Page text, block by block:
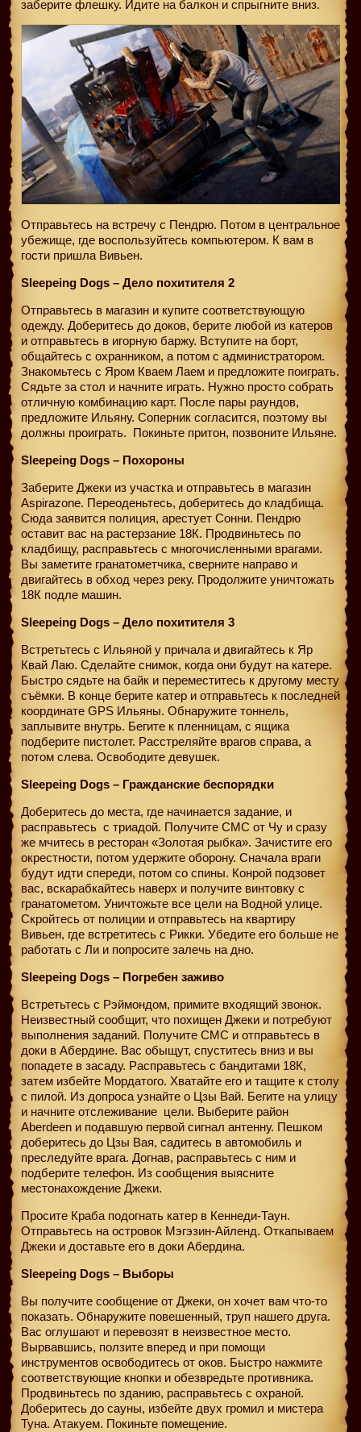
заберите флешку. Идите на балкон и спрыгните вниз.
Отправьтесь на встречу с Пендрю. Потом в центральное
убежище, где воспользуйтесь компьютером. К вам в
гости пришла Вивьен.
Sleepeing Dogs – Дело похитителя 2
Отправьтесь в магазин и купите соответствующую
одежду. Доберитесь до доков, берите любой из катеров
и отправьтесь в игорную баржу. Вступите на борт,
общайтесь с охранником, а потом с администратором.
Знакомьтесь с Яром Кваем Лаем и предложите поиграть.
Сядьте за стол и начните играть. Нужно просто собрать
отличную комбинацию карт. После пары раундов,
предложите Ильяну. Соперник согласится, поэтому вы
должны проиграть. Покиньте притон, позвоните Ильяне.
Sleepeing Dogs – Похороны
Заберите Джеки из участка и отправьтесь в магазин
Aspirazone. Переоденьтесь, доберитесь до кладбища.
Сюда заявится полиция, арестует Сонни. Пендрю
оставит вас на растерзание 18К. Продвиньтесь по
кладбищу, расправьтесь с многочисленными врагами.
Вы заметите гранатометчика, сверните направо и
двигайтесь в обход через реку. Продолжите уничтожать
18К подле машин.
Sleepeing Dogs – Дело похитителя 3
Встретьтесь с Ильяной у причала и двигайтесь к Яр
Квай Лаю. Сделайте снимок, когда они будут на катере.
Быстро сядьте на байк и переместитесь к другому месту
съёмки. В конце берите катер и отправьтесь к последней
координате GPS Ильяны. Обнаружите тоннель,
заплывите внутрь. Бегите к пленницам, с ящика
подберите пистолет. Расстреляйте врагов справа, а
потом слева. Освободите девушек.
Sleepeing Dogs – Гражданские беспорядки
Доберитесь до места, где начинается задание, и
расправьтесь с триадой. Получите СМС от Чу и сразу
же мчитесь в ресторан «Золотая рыбка». Зачистите его
окрестности, потом удержите оборону. Сначала враги
будут идти спереди, потом со спины. Конрой подзовет
вас, вскарабкайтесь наверх и получите винтовку с
гранатометом. Уничтожьте все цели на Водной улице.
Скройтесь от полиции и отправьтесь на квартиру
Вивьен, где встретитесь с Рикки. Убедите его больше не
работать с Ли и попросите залечь на дно.
Sleepeing Dogs – Погребен заживо
Встретьтесь с Рэймондом, примите входящий звонок.
Неизвестный сообщит, что похищен Джеки и потребуют
выполнения заданий. Получите СМС и отправьтесь в
доки в Абердине. Вас обыщут, спуститесь вниз и вы
попадете в засаду. Расправьтесь с бандитами 18К,
затем избейте Мордатого. Хватайте его и тащите к столу
с пилой. Из допроса узнайте о Цзы Вай. Бегите на улицу
и начните отслеживание цели. Выберите район
Aberdeen и подавшую первой сигнал антенну. Пешком
доберитесь до Цзы Вая, садитесь в автомобиль и
преследуйте врага. Догнав, расправьтесь с ним и
подберите телефон. Из сообщения выясните
местонахождение Джеки.
Просите Краба подогнать катер в Кеннеди-Таун.
Отправьтесь на островок Мэгэзин-Айленд. Откапываем
Джеки и доставьте его в доки Абердина.
Sleepeing Dogs – Выборы
Вы получите сообщение от Джеки, он хочет вам что-то
показать. Обнаружите повешенный, труп нашего друга.
Вас оглушают и перевозят в неизвестное место.
Вырвавшись, ползите вперед и при помощи
инструментов освободитесь от оков. Быстро нажмите
соответствующие кнопки и обезвредьте противника.
Продвиньтесь по зданию, расправьтесь с охраной.
Доберитесь до сауны, избейте двух громил и мистера
Туна. Атакуем. Покиньте помещение.